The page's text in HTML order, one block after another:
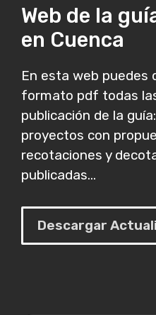
Web de la
en Cuenca
En esta web puedes
formato pdf todas
publicación de la
proyectos con
recotaciones y
publicadas...
Descargar